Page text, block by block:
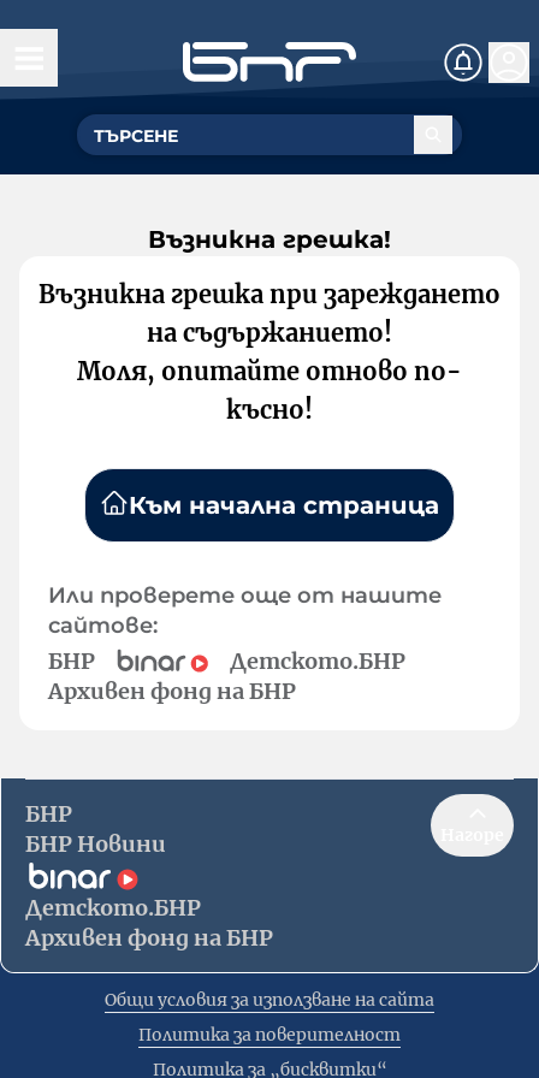
Възникна грешка!
Възникна грешка при зареждането
на съдържанието!
Моля, опитайте отново по-
късно!
Към начална страница
Или проверете още от нашите
сайтове:
БНР
Детското.БНР
Архивен фонд на БНР
БНР
БНР Новини
Детското.БНР
Архивен фонд на БНР
Общи условия за използване на сайта
Политика за поверителност
Политика за „бисквитки“